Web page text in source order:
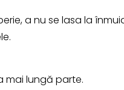
a nu se lasa la
mai lungă parte.